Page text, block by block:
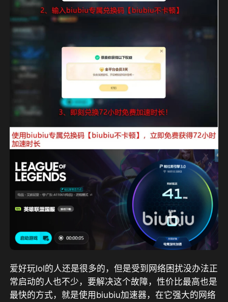
爱好玩lol的人还是很多的，但是受到网络困扰没办法正
常启动的人也不少，要解决这个故障，性价比最高也是
最快的方式，就是使用biubiu加速器，在它强大的网络